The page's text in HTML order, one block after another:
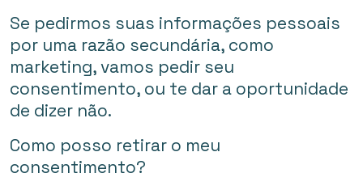
Se pedirmos suas informações pessoais
por uma razão secundária, como
marketing, vamos pedir seu
consentimento, ou te dar a oportunidade
de dizer não.
Como posso retirar o meu
consentimento?